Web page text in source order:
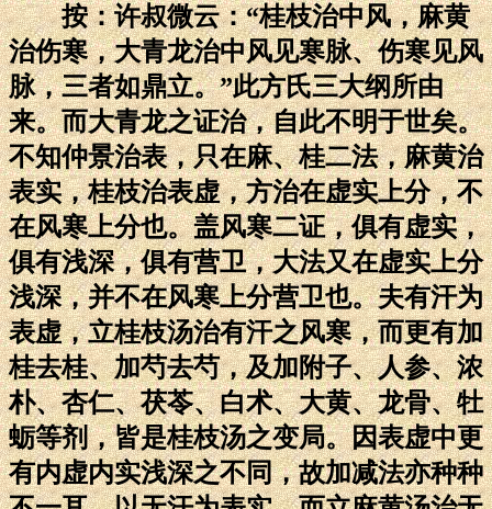
按：许叔微云：“桂枝治中风，麻黄
治伤寒，大青龙治中风见寒脉、伤寒见风
脉，三者如鼎立。”此方氏三大纲所由
来。而大青龙之证治，自此不明于世矣。
不知仲景治表，只在麻、桂二法，麻黄治
表实，桂枝治表虚，方治在虚实上分，不
在风寒上分也。盖风寒二证，俱有虚实，
俱有浅深，俱有营卫，大法又在虚实上分
浅深，并不在风寒上分营卫也。夫有汗为
表虚，立桂枝汤治有汗之风寒，而更有加
桂去桂、加芍去芍，及加附子、人参、浓
朴、杏仁、茯苓、白术、大黄、龙骨、牡
蛎等剂，皆是桂枝汤之变局。因表虚中更
有内虚内实浅深之不同，故加减法亦种种